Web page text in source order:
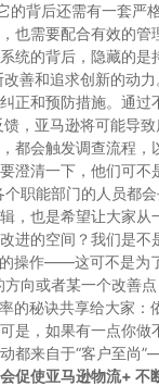
背后还需有一套严
需要配合有效的管
的背后，隐藏的
善和追求创新的动
正和预防措施。通
，亚马逊将可能导
都会触发调查流程
清一下，他们可不
职能部门的人员都
，也是希望让大家从
进的空间？我们是
操作——这可不是为
向或者某一个改善
秘诀共享给大家：
是，如果有一点你
都来自于“客户至
促使亚马逊物流+